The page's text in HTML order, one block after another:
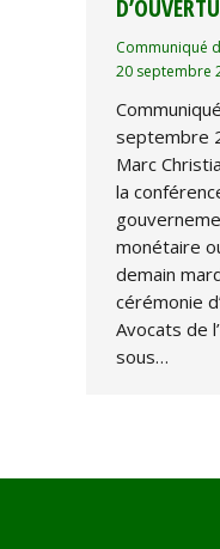
Communiqué
20 septembre
septembre
Marc
la
monétaire
demain
cérémonie
Avocats de
sous…